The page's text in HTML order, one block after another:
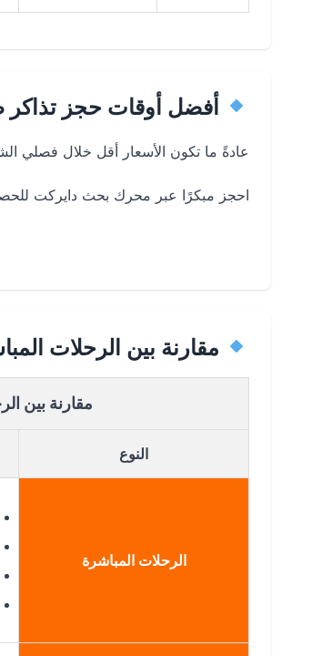
أفضل أوقات حجز تذاكر
عادةً ما تكون الأسعار أقل خلال فصلي
احجز مبكرًا عبر محرك بحث دايركت
مقارنة بين الرحلات
مقارنة بين
النوع
الرحلات المباشرة